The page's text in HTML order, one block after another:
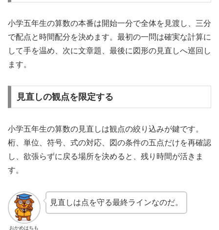
小学五年生の算数の本番は開始一分で全体を見渡し、三分
で配点と時間配分を決めます。最初の一問は確実な計算に
して手を温め、次に文章題、最後に図形の見直しへ巡回し
ます。
見直しの観点を限定する
小学五年生の算数の見直しは観点の絞り込みが鍵です。
桁、単位、符号、式の対応、図の条件の五点だけを再確認
し、欲張らずに戻る場所を決めると、残り時間が活きま
す。
おかめはちも
見直しは点を守る最終ラインなのだ。